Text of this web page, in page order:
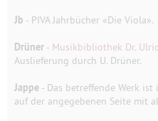
Jb - PIVA Jahrbücher «Die Viola».
Drüner - Musikbibliothek Dr.
Auslieferung durch U. Drüner.
Jappe - Das betreffende Werk
auf der angegebenen Seite mit